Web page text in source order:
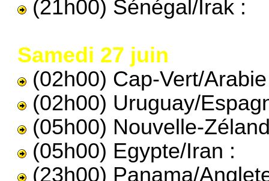
(21h00) Sénégal/Irak :
Samedi 27 juin
(02h00) Cap-Vert/
(02h00) Uruguay/
(05h00) Nouvelle-
(05h00) Egypte/Iran :
(23h00) Panama/